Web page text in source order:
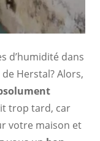
d’humidité dans
Herstal? Alors,
trop tard, car
votre maison et